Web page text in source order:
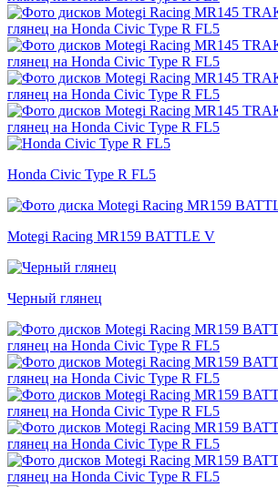
Honda Civic Type R FL5
Motegi Racing MR159 BATTLE V
Черный глянец